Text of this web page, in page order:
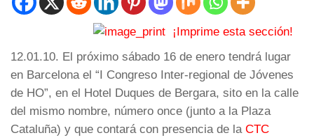
¡Imprime esta sección!
12.01.10. El próximo sábado 16 de enero tendrá lugar
en Barcelona el “I Congreso Inter-regional de Jóvenes
de HO”, en el Hotel Duques de Bergara, sito en la calle
del mismo nombre, número once (junto a la Plaza
Cataluña) y que contará con presencia de la CTC